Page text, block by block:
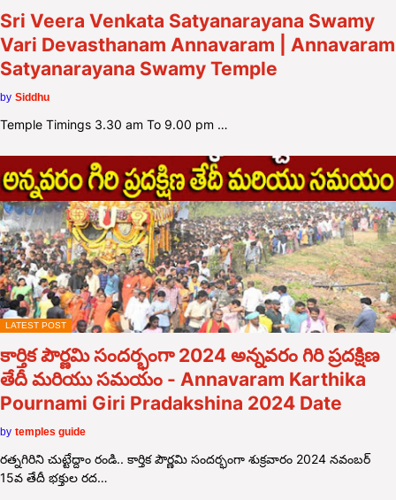
Sri Veera Venkata Satyanarayana Swamy
Vari Devasthanam Annavaram | Annavaram
Satyanarayana Swamy Temple
by Siddhu
Temple Timings 3.30 am To 9.00 pm …
LATEST POST
కార్తిక పౌర్ణమి సందర్భంగా 2024 అన్నవరం గిరి ప్రదక్షిణ
తేదీ మరియు సమయం - Annavaram Karthika
Pournami Giri Pradakshina 2024 Date
by temples guide
రత్నగిరిని చుట్టేద్దాం రండి.. కార్తిక పౌర్ణమి సందర్భంగా శుక్రవారం 2024 నవంబర్
15వ తేదీ భక్తుల రద…